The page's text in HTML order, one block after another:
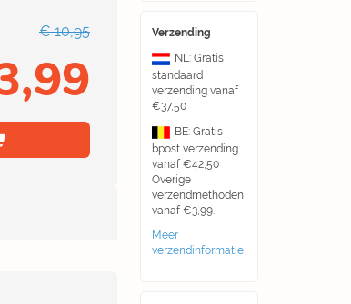
Verzending
NL: Gratis
standaard
verzending vanaf
€37,50
BE: Gratis
bpost verzending
vanaf €42,50
Overige
verzendmethoden
vanaf €3,99.
Meer
verzendinformatie
€ 10,95